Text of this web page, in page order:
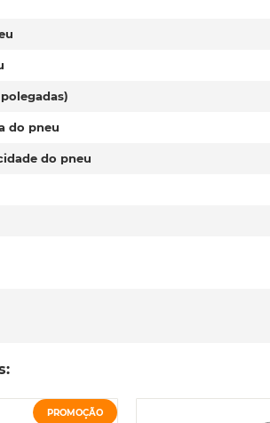
do pneu
do pneu
PROMOÇÃO